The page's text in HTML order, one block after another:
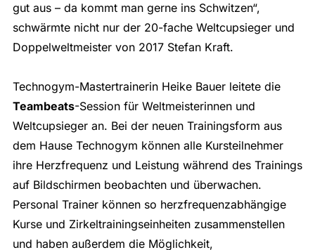
gut aus – da kommt man gerne ins Schwitzen“,
schwärmte nicht nur der 20-fache Weltcupsieger und
Doppelweltmeister von 2017 Stefan Kraft.
Technogym-Mastertrainerin Heike Bauer leitete die
Teambeats-Session für Weltmeisterinnen und
Weltcupsieger an. Bei der neuen Trainingsform aus
dem Hause Technogym können alle Kursteilnehmer
ihre Herzfrequenz und Leistung während des Trainings
auf Bildschirmen beobachten und überwachen.
Personal Trainer können so herzfrequenzabhängige
Kurse und Zirkeltrainingseinheiten zusammenstellen
und haben außerdem die Möglichkeit,